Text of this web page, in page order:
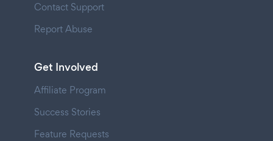
Contact Support
Report Abuse
Get Involved
Affiliate Program
Success Stories
Feature Requests